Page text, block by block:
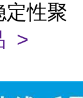
定性聚
>